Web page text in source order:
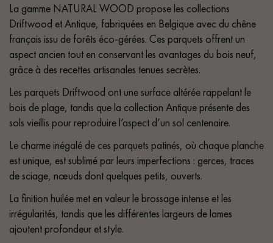
La gamme NATURAL WOOD propose les collections
Driftwood et Antique, fabriquées en Belgique avec du chêne
français issu de forêts éco-gérées. Ces parquets offrent un
aspect ancien tout en conservant les avantages du bois neuf,
grâce à des recettes artisanales tenues secrètes.
Les parquets Driftwood ont une surface altérée rappelant le
bois de plage, tandis que la collection Antique présente des
sols vieillis pour reproduire l’aspect d’un sol centenaire.
Le charme inégalé de ces parquets patinés, où chaque planche
est unique, est sublimé par leurs imperfections : gerces, traces
de sciage, nœuds dont quelques petits, ouverts.
La finition huilée met en valeur le brossage intense et les
irrégularités, tandis que les différentes largeurs de lames
ajoutent profondeur et style.